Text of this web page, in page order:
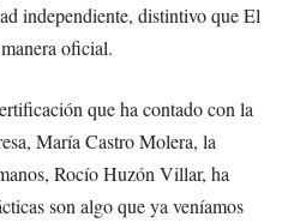
independiente, distintivo que El
oficial.
que ha contado con la
María Castro Molera, la
Rocío Huzón Villar, ha
son algo que ya veníamos